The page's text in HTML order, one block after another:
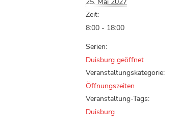
25. Mai 2027
Zeit:
8:00 - 18:00
Serien:
Duisburg geöffnet
Veranstaltungskategorie:
Öffnungszeiten
Veranstaltung-Tags:
Duisburg